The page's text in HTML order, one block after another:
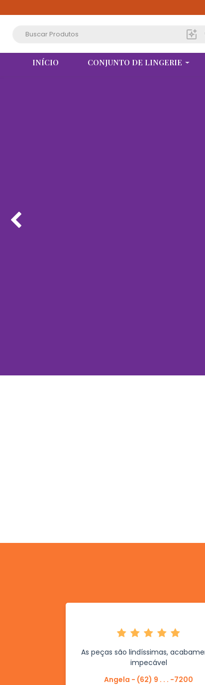
INÍCIO CONJUNTO DE LINGERIE
As peças são lindíssimas,
impecável
Angela - (62) 9 . . . -7200